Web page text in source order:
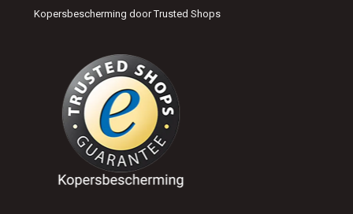
Kopersbescherming door Trusted Shops